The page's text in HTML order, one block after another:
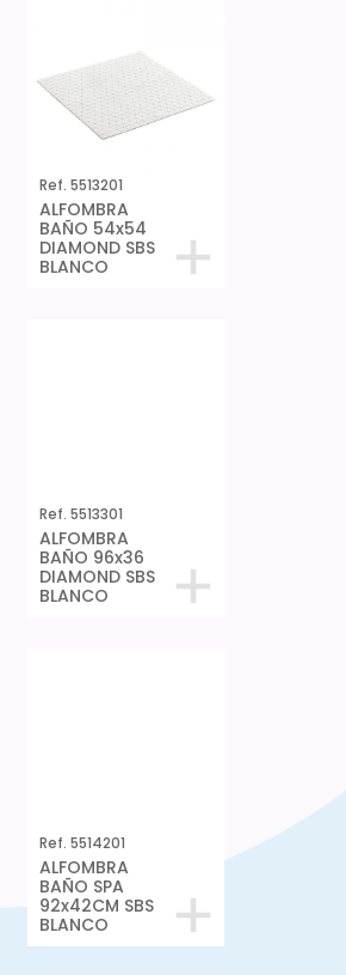
Ref. 5513201
ALFOMBRA
BAÑO 54x54
DIAMOND SBS
BLANCO
Ref. 5514201
ALFOMBRA
BAÑO SPA
92x42CM SBS
BLANCO